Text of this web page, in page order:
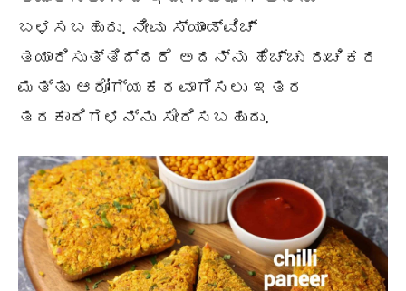
ಬಳಸಬಹುದು. ನೀವು ಸ್ಯಾಂಡ್‌ವಿಚ್
ತಯಾರಿಸುತ್ತಿದ್ದರೆ ಅದನ್ನು ಹೆಚ್ಚು ರುಚಿಕರ
ಮತ್ತು ಆರೋಗ್ಯಕರವಾಗಿಸಲು ಇತರ
ತರಕಾರಿಗಳನ್ನು ಸೇರಿಸಬಹುದು.